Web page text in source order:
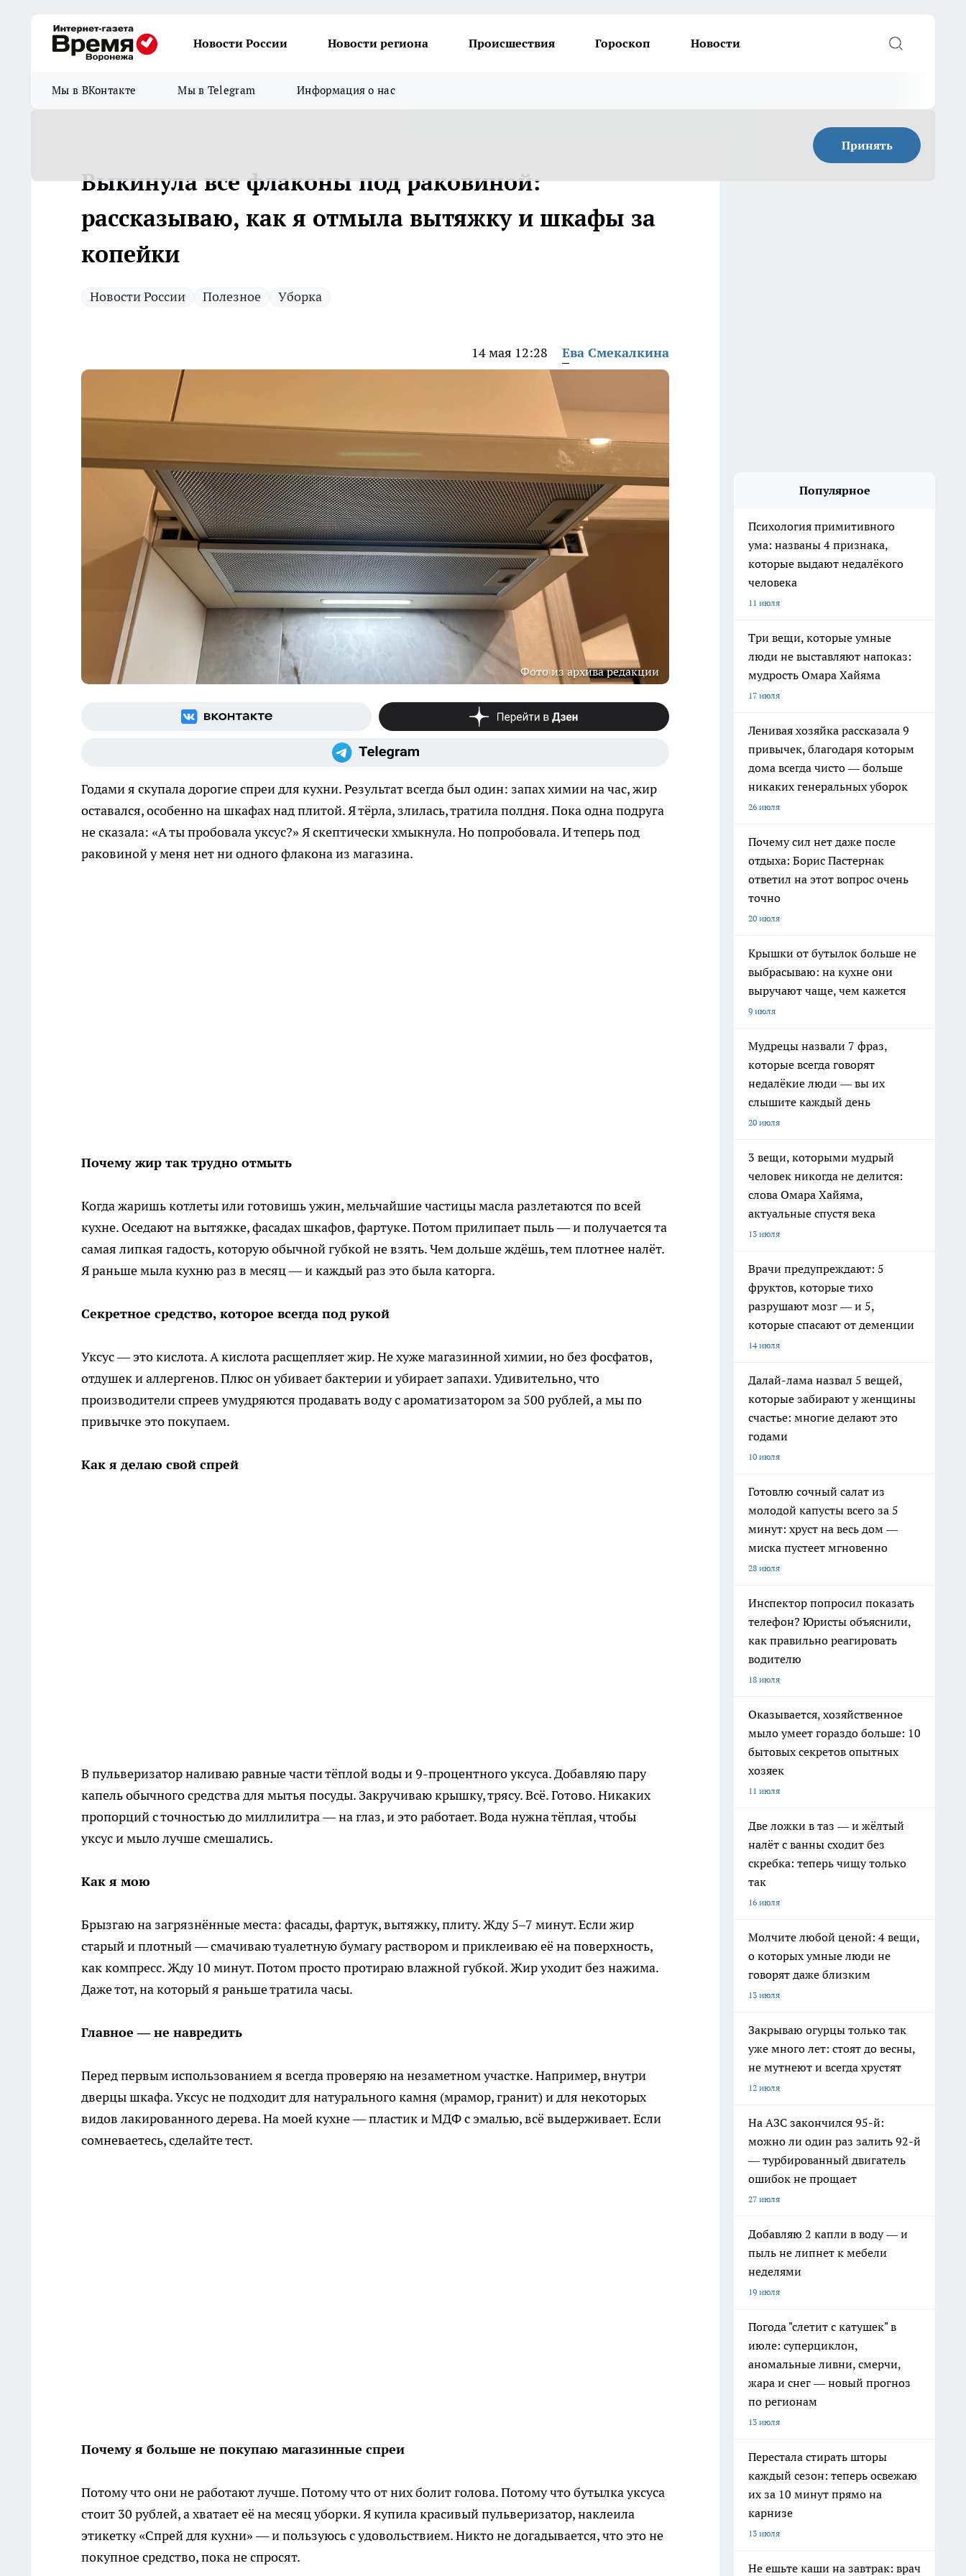
Новости России Новости региона Происшествия Гороскоп Новости
Мы в ВКонтакте Мы в Telegram Информация о нас
Принять
Выкинула все флаконы под раковиной:
рассказываю, как я отмыла вытяжку и шкафы за
копейки
Новости России Полезное Уборка
14 мая 12:28 Ева Смекалкина
Фото из архива редакции
Годами я скупала дорогие спреи для кухни. Результат всегда был один: запах химии на час, жир
оставался, особенно на шкафах над плитой. Я тёрла, злилась, тратила полдня. Пока одна подруга
не сказала: «А ты пробовала уксус?» Я скептически хмыкнула. Но попробовала. И теперь под
раковиной у меня нет ни одного флакона из магазина.
Почему жир так трудно отмыть
Когда жаришь котлеты или готовишь ужин, мельчайшие частицы масла разлетаются по всей
кухне. Оседают на вытяжке, фасадах шкафов, фартуке. Потом прилипает пыль — и получается та
самая липкая гадость, которую обычной губкой не взять. Чем дольше ждёшь, тем плотнее налёт.
Я раньше мыла кухню раз в месяц — и каждый раз это была каторга.
Секретное средство, которое всегда под рукой
Уксус — это кислота. А кислота расщепляет жир. Не хуже магазинной химии, но без фосфатов,
отдушек и аллергенов. Плюс он убивает бактерии и убирает запахи. Удивительно, что
производители спреев умудряются продавать воду с ароматизатором за 500 рублей, а мы по
привычке это покупаем.
Как я делаю свой спрей
В пульверизатор наливаю равные части тёплой воды и 9-процентного уксуса. Добавляю пару
капель обычного средства для мытья посуды. Закручиваю крышку, трясу. Всё. Готово. Никаких
пропорций с точностью до миллилитра — на глаз, и это работает. Вода нужна тёплая, чтобы
уксус и мыло лучше смешались.
Как я мою
Брызгаю на загрязнённые места: фасады, фартук, вытяжку, плиту. Жду 5–7 минут. Если жир
старый и плотный — смачиваю туалетную бумагу раствором и приклеиваю её на поверхность,
как компресс. Жду 10 минут. Потом просто протираю влажной губкой. Жир уходит без нажима.
Даже тот, на который я раньше тратила часы.
Главное — не навредить
Перед первым использованием я всегда проверяю на незаметном участке. Например, внутри
дверцы шкафа. Уксус не подходит для натурального камня (мрамор, гранит) и для некоторых
видов лакированного дерева. На моей кухне — пластик и МДФ с эмалью, всё выдерживает. Если
сомневаетесь, сделайте тест.
Почему я больше не покупаю магазинные спреи
Потому что они не работают лучше. Потому что от них болит голова. Потому что бутылка уксуса
стоит 30 рублей, а хватает её на месяц уборки. Я купила красивый пульверизатор, наклеила
этикетку «Спрей для кухни» — и пользуюсь с удовольствием. Никто не догадывается, что это не
покупное средство, пока не спросят.
Популярное
Психология примитивного
ума: названы 4 признака,
которые выдают недалёкого
человека
11 июля
Три вещи, которые умные
люди не выставляют напоказ:
мудрость Омара Хайяма
17 июля
Ленивая хозяйка рассказала 9
привычек, благодаря которым
дома всегда чисто — больше
никаких генеральных уборок
26 июля
Почему сил нет даже после
отдыха: Борис Пастернак
ответил на этот вопрос очень
точно
20 июля
Крышки от бутылок больше не
выбрасываю: на кухне они
выручают чаще, чем кажется
9 июля
Мудрецы назвали 7 фраз,
которые всегда говорят
недалёкие люди — вы их
слышите каждый день
20 июля
3 вещи, которыми мудрый
человек никогда не делится:
слова Омара Хайяма,
актуальные спустя века
13 июля
Врачи предупреждают: 5
фруктов, которые тихо
разрушают мозг — и 5,
которые спасают от деменции
14 июля
Далай-лама назвал 5 вещей,
которые забирают у женщины
счастье: многие делают это
годами
10 июля
Готовлю сочный салат из
молодой капусты всего за 5
минут: хруст на весь дом —
миска пустеет мгновенно
28 июля
Инспектор попросил показать
телефон? Юристы объяснили,
как правильно реагировать
водителю
18 июля
Оказывается, хозяйственное
мыло умеет гораздо больше: 10
бытовых секретов опытных
хозяек
11 июля
Две ложки в таз — и жёлтый
налёт с ванны сходит без
скребка: теперь чищу только
так
16 июля
Молчите любой ценой: 4 вещи,
о которых умные люди не
говорят даже близким
13 июля
Закрываю огурцы только так
уже много лет: стоят до весны,
не мутнеют и всегда хрустят
12 июля
На АЗС закончился 95-й:
можно ли один раз залить 92-й
— турбированный двигатель
ошибок не прощает
27 июля
Добавляю 2 капли в воду — и
пыль не липнет к мебели
неделями
19 июля
Погода "слетит с катушек" в
июле: суперциклон,
аномальные ливни, смерчи,
жара и снег — новый прогноз
по регионам
13 июля
Перестала стирать шторы
каждый сезон: теперь освежаю
их за 10 минут прямо на
карнизе
13 июля
Не ешьте каши на завтрак: врач